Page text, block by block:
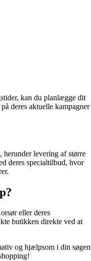
kan du planlægge dit
deres aktuelle kampagner
levering af større
deres specialtilbud, hvor
eller deres
butikken direkte ved at
og hjælpsom i din søgen